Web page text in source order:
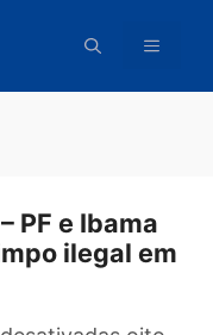
– PF e Ibama
ilegal